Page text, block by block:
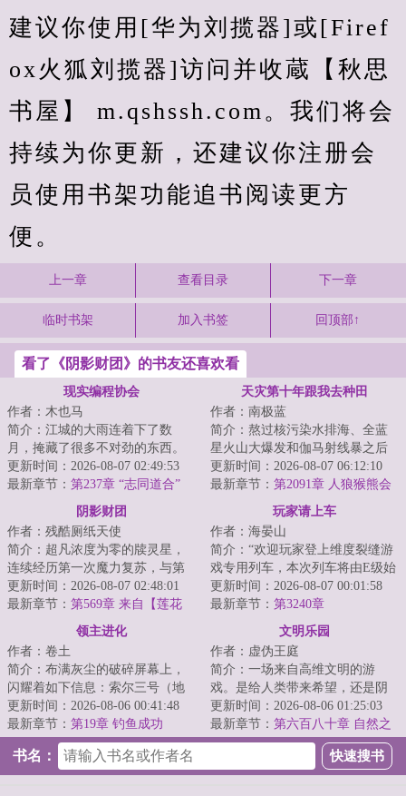
建议你使用[华为刘揽器]或[Firef
ox火狐刘揽器]访问并收蔵【秋思
书屋】 m.qshssh.com。我们将会
持续为你更新，还建议你注册会
员使用书架功能追书阅读更方
便。
上一章 查看目录 下一章
临时书架 加入书签 回顶部↑
看了《阴影财团》的书友还喜欢看
现实编程协会
作者：木也马
简介：江城的大雨连着下了数
月，掩藏了很多不对劲的东西。
余弦觉得自己病了：身边人陆续
消失，微笑自杀案...
更新时间：2026-08-07 02:49:53
最新章节： 第237章 “志同道合”
天灾第十年跟我去种田
作者：南极蓝
简介：熬过核污染水排海、全蓝
星火山大爆发和伽马射线暴之后
的天灾第十年，夏青昂首挺胸走
出安全区。谁都...
更新时间：2026-08-07 06:12:10
最新章节： 第2091章 人狼猴熊会
阴影财团
作者：残酷厕纸天使
简介：超凡浓度为零的牍灵星，
连续经历第一次魔力复苏，与第
二次魔幻工业革命的大失败后，
再度掀起第三轮...
更新时间：2026-08-07 02:48:01
最新章节： 第569章 来自【莲花
宫】的技术指导
玩家请上车
作者：海晏山
简介：“欢迎玩家登上维度裂缝游
戏专用列车，本次列车将由E级始
发站开往D级站点，请玩家保证生
命安全有序...
更新时间：2026-08-07 00:01:58
最新章节： 第3240章
领主进化
作者：卷土
简介：布满灰尘的破碎屏幕上，
闪耀着如下信息：索尔三号（地
球）垦殖域曾种植名单如下：三
叶虫：节肢动物...
更新时间：2026-08-06 00:41:48
最新章节： 第19章 钓鱼成功
文明乐园
作者：虚伪王庭
简介：一场来自高维文明的游
戏。是给人类带来希望，还是阴
谋？面对即将熄灭的文明。是帮
助点燃火种，还是...
更新时间：2026-08-06 01:25:03
最新章节： 第六百八十章 自然之
城（为白银盟主冰衫沐雪加更）
书名：